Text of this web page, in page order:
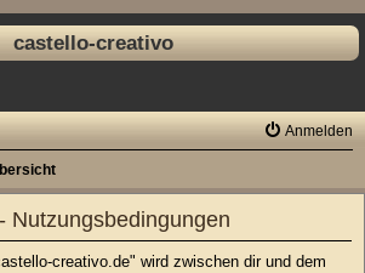
castello-creativo
Anmelden
Nutzungsbedingungen
creativo.de" wird zwischen dir und dem